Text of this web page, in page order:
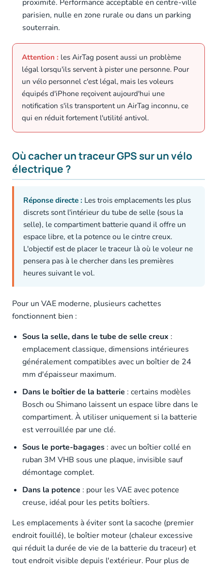
proximité. Performance acceptable en centre-ville
parisien, nulle en zone rurale ou dans un parking
souterrain.
Attention : les AirTag posent aussi un problème
légal lorsqu'ils servent à pister une personne. Pour
un vélo personnel c'est légal, mais les voleurs
équipés d'iPhone reçoivent aujourd'hui une
notification s'ils transportent un AirTag inconnu, ce
qui en réduit fortement l'utilité antivol.
Où cacher un traceur GPS sur un vélo
électrique ?
Réponse directe : Les trois emplacements les plus
discrets sont l'intérieur du tube de selle (sous la
selle), le compartiment batterie quand il offre un
espace libre, et la potence ou le cintre creux.
L'objectif est de placer le traceur là où le voleur ne
pensera pas à le chercher dans les premières
heures suivant le vol.
Pour un VAE moderne, plusieurs cachettes
fonctionnent bien :
Sous la selle, dans le tube de selle creux :
emplacement classique, dimensions intérieures
généralement compatibles avec un boîtier de 24
mm d'épaisseur maximum.
Dans le boîtier de la batterie : certains modèles
Bosch ou Shimano laissent un espace libre dans le
compartiment. À utiliser uniquement si la batterie
est verrouillée par une clé.
Sous le porte-bagages: avec un boîtier collé en
ruban 3M VHB sous une plaque, invisible sauf
démontage complet.
Dans la potence : pour les VAE avec potence
creuse, idéal pour les petits boîtiers.
Les emplacements à éviter sont la sacoche (premier
endroit fouillé), le boîtier moteur (chaleur excessive
qui réduit la durée de vie de la batterie du traceur) et
tout endroit visible depuis l'extérieur. Pour plus de